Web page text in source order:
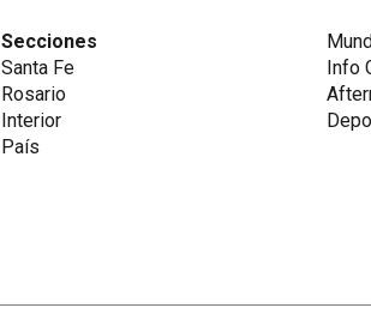
Secciones
Santa Fe
Rosario
Interior
País
Info